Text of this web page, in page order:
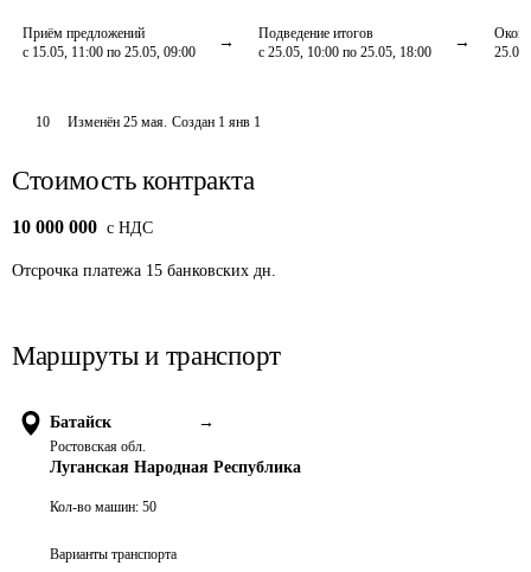
Приём предложений
с 15.05, 11:00 по 25.05, 09:00
Подведение итогов
с 25.05, 10:00 по 25.05, 18:00
10 Изменён25 мая. Создан 1 янв 1
Стоимость контракта
10 000 000 c НДС
Отсрочка платежа 15 банковских дн.
Маршруты и транспорт
Батайск →
Ростовская обл.
Луганская Народная Республика
Кол-во машин: 50
Варианты транспорта